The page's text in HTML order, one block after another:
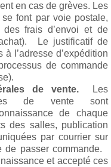
en cas de grèves. Les
font par voie postale,
des frais d’envoi et de
Le justificatif de
l’adresse d’expédition
de commande
de vente.Les
de vente sont
de chaque
des salles, publication
par courrier sur
de passer commande.
et accepté ces